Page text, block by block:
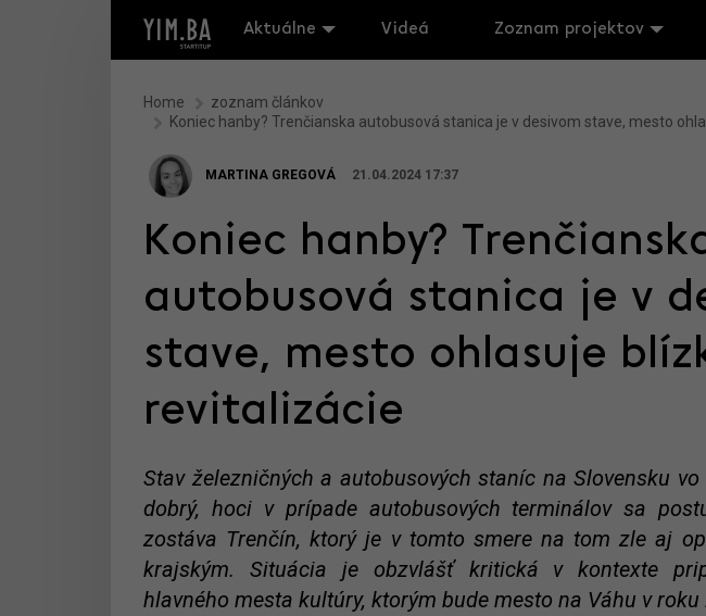
Aktuálne Videá Zoznam projektov
Home
zoznam článkov
Koniec hanby? Trenčianska autobusová stanica je v desivom stave, mesto
MARTINA GREGOVÁ 21.04.2024 17:37
Koniec hanby?
autobusová stanica je v
stave, mesto ohlasuje
revitalizácie
Stav železničných a autobusových staníc na Slovensku
dobrý, hoci v prípade autobusových terminálov sa
zostáva Trenčín, ktorý je v tomto smere na tom zle aj
krajským. Situácia je obzvlášť kritická v kontexte
hlavného mesta kultúry, ktorým bude mesto na Váhu v roku